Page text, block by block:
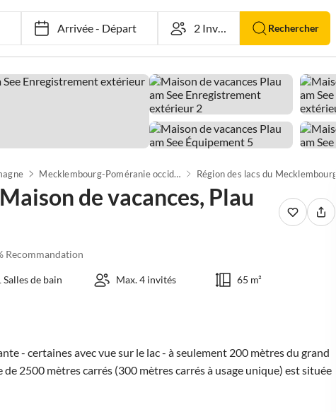
Arrivée-Départ Rechercher
Mecklembourg-Poméranie occidentale Région des lacs du Mecklembourg
de vacances, Plau
Recommandation
Salles de bain Max. 4 invités 65 m²
- certaines avec vue sur le lac - à seulement 200 mètres du grand
de 2500 mètres carrés (300 mètres carrés à usage unique) est située